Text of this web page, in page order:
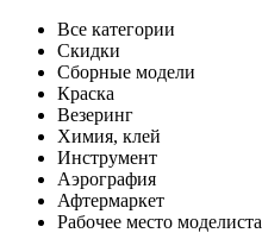
Все категории
Скидки
Сборные модели
Краска
Везеринг
Химия, клей
Инструмент
Аэрография
Афтермаркет
Рабочее место моделиста